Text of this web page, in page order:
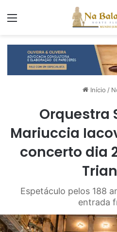
Início /
Orquestra
Mariuccia
concerto dia
Espetáculo pelos 188
entrada